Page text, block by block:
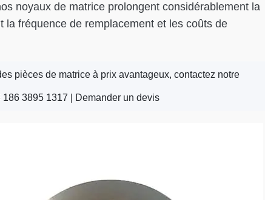
noyaux de matrice prolongent considérablement la
fréquence de remplacement et les coûts de
pièces de matrice à prix avantageux, contactez notre
186 3895 1317 | Demander un devis